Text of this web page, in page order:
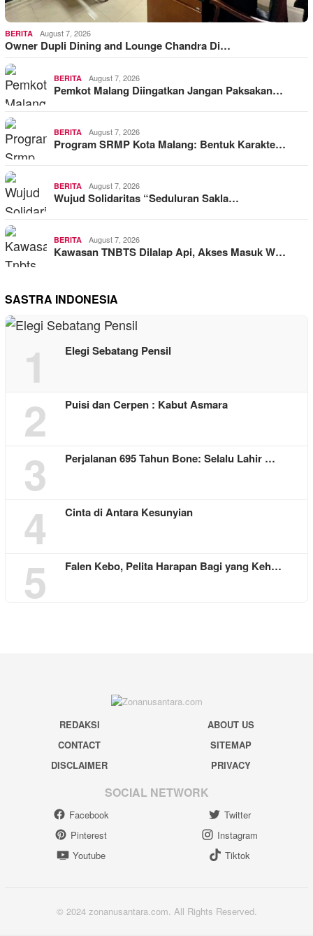
BERITA August 7, 2026
Owner Dupli Dining and Lounge Chandra Di…
BERITA August 7, 2026
Pemkot Malang Diingatkan Jangan Paksakan…
BERITA August 7, 2026
Program SRMP Kota Malang: Bentuk Karakte…
BERITA August 7, 2026
Wujud Solidaritas “Seduluran Sakla…
BERITA August 7, 2026
Kawasan TNBTS Dilalap Api, Akses Masuk W…
SASTRA INDONESIA
1 Elegi Sebatang Pensil
2 Puisi dan Cerpen : Kabut Asmara
3 Perjalanan 695 Tahun Bone: Selalu Lahir …
4 Cinta di Antara Kesunyian
5 Falen Kebo, Pelita Harapan Bagi yang Keh…
REDAKSI
ABOUT US
CONTACT
SITEMAP
DISCLAIMER
PRIVACY
SOCIAL NETWORK
Facebook
Twitter
Pinterest
Instagram
Youtube
Tiktok
© 2024 zonanusantara.com. All Rights Reserved.